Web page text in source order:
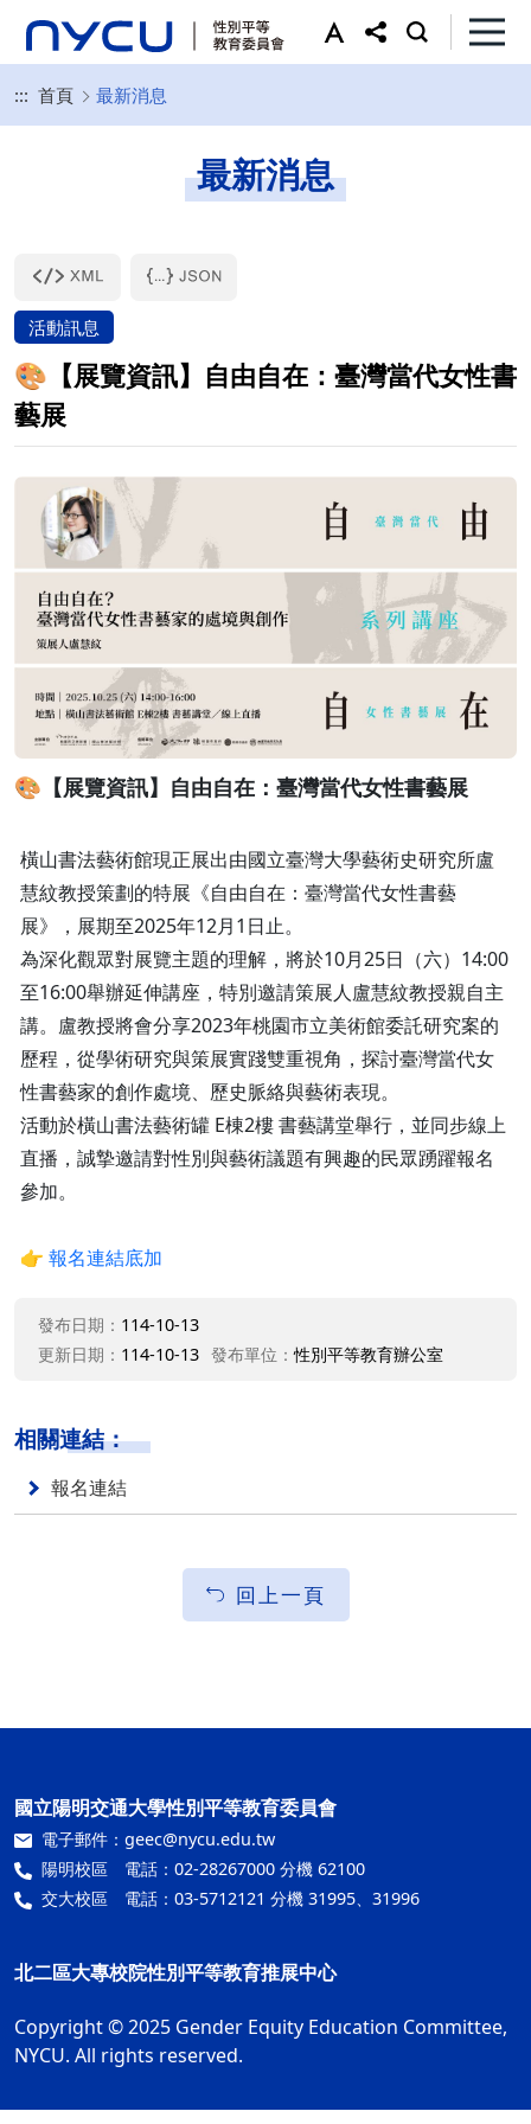
::: 首頁 最新消息
最新消息
活動訊息
🎨【展覽資訊】自由自在：臺灣當代女性書
藝展
🎨【展覽資訊】自由自在：臺灣當代女性書藝展
橫山書法藝術館現正展出由國立臺灣大學藝術史研究所盧
慧紋教授策劃的特展《自由自在：臺灣當代女性書藝
展》，展期至2025年12月1日止。
為深化觀眾對展覽主題的理解，將於10月25日（六）14:00
至16:00舉辦延伸講座，特別邀請策展人盧慧紋教授親自主
講。盧教授將會分享2023年桃園市立美術館委託研究案的
歷程，從學術研究與策展實踐雙重視角，探討臺灣當代女
性書藝家的創作處境、歷史脈絡與藝術表現。
活動於橫山書法藝術罐 E棟2樓 書藝講堂舉行，並同步線上
直播，誠摯邀請對性別與藝術議題有興趣的民眾踴躍報名
參加。
👉 報名連結底加
發布日期： 114-10-13
更新日期： 114-10-13 發布單位：性別平等教育辦公室
相關連結：
報名連結
回上一頁
國立陽明交通大學性別平等教育委員會
電子郵件： geec@nycu.edu.tw
陽明校區 電話：02-28267000 分機 62100
交大校區 電話：03-5712121 分機 31995、31996
北二區大專校院性別平等教育推展中心
Copyright © 2025 Gender Equity Education Committee,
NYCU. All rights reserved.